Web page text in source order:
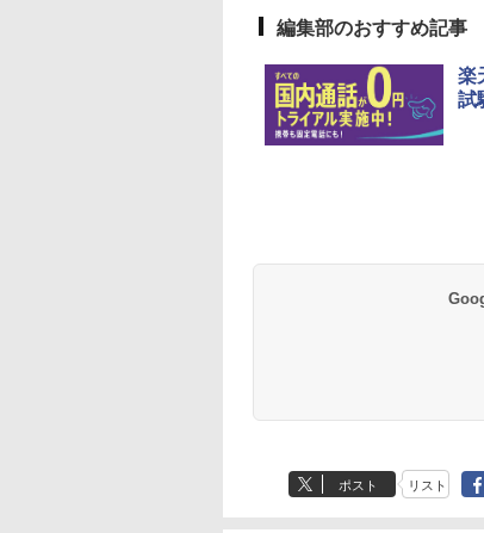
編集部のおすすめ記事
楽
試
ポスト リスト